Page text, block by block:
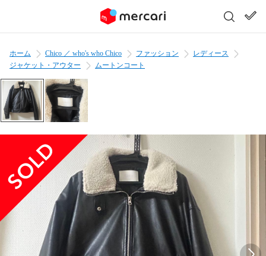
ホーム Chico ／ who's who Chico ファッション
レディース
ジャケット・アウター
ムートンコート